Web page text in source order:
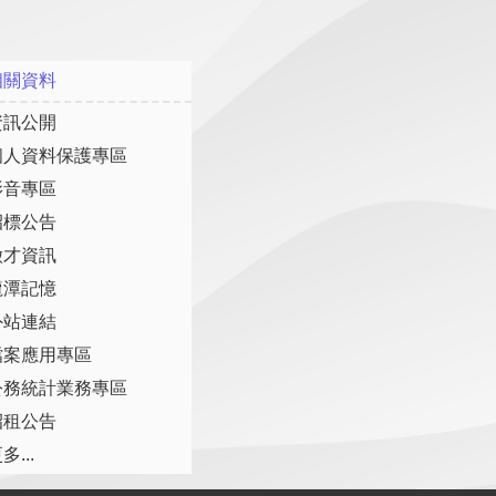
關資料
訊公開
人資料保護專區
專區
標公告
才資訊
潭記憶
站連結
案應用專區
務統計業務專區
租公告
...